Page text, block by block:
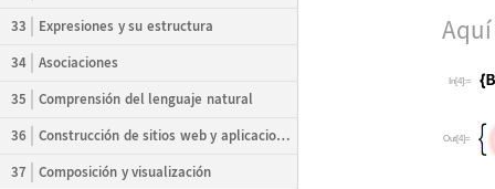
33
Expresiones y su estructura
34
Asociaciones
35
Comprensión del lenguaje natural
36
Construcción de sitios web y aplicaciones
37
Composición y visualización
Aquí
In[4]:=
Out[4]=